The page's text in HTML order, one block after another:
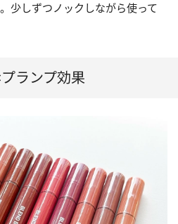
少しずつノックしながら使って
ランプ効果